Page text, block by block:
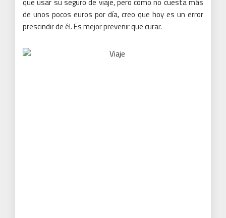
que usar su seguro de viaje, pero como no cuesta más
de unos pocos euros por día, creo que hoy es un error
prescindir de él.Es mejor prevenir que curar.